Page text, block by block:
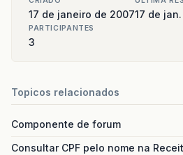
17 de janeiro de 200717 de
PARTICIPANTES
3
Topicos relacionados
Componente de forum
Consultar CPF pelo nome na